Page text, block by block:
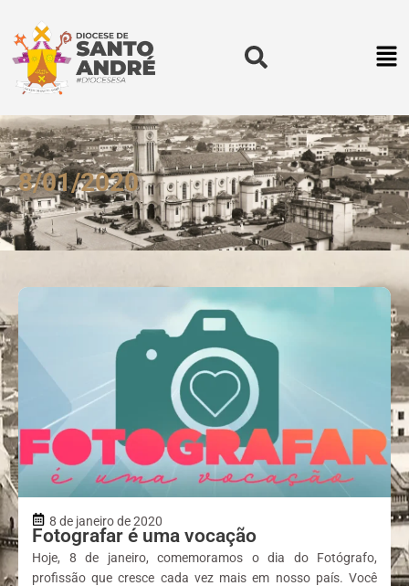
8/01/2020
8 de janeiro de 2020
Fotografar é uma vocação
Hoje, 8 de janeiro, comemoramos o dia do Fotógrafo,
profissão que cresce cada vez mais em nosso país. Você